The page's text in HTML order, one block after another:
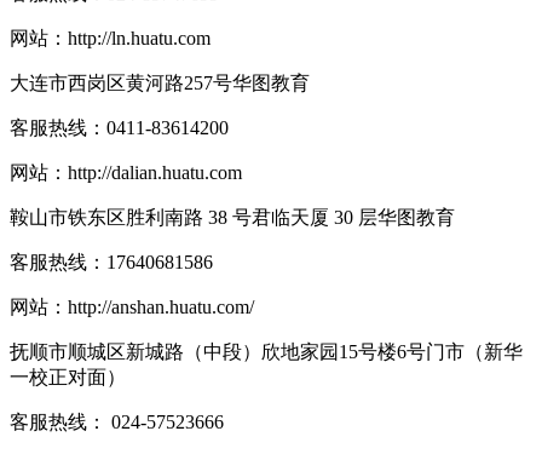
网站： http://ln.huatu.com
大连市西岗区黄河路257号华图教育
客服热线： 0411-83614200
网站： http://dalian.huatu.com
鞍山市铁东区胜利南路 38 号君临天厦 30 层华图教育
客服热线： 17640681586
网站： http://anshan.huatu.com/
抚顺市顺城区新城路（中段）欣地家园15号楼6号门市（新华
一校正对面）
客服热线： 024-57523666